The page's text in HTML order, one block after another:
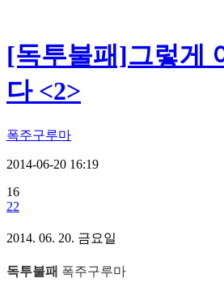
[독투불패]그렇게
다 <2>
폭주구루마
2014-06-20 16:19
16
22
2014. 06. 20. 금요일
독투불패 폭주구루마